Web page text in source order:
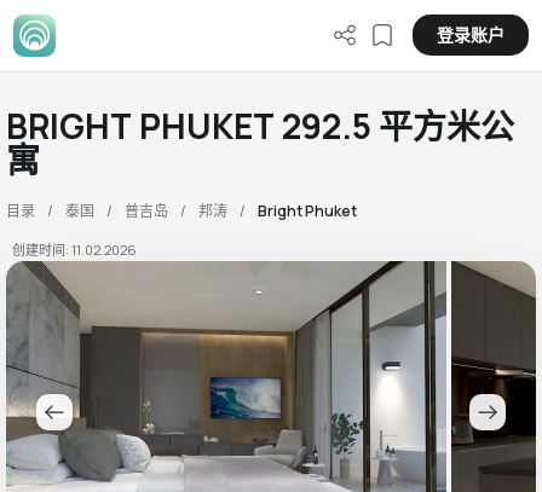
登录账户
BRIGHT PHUKET 292.5 平方米公
寓
目录 泰国 普吉岛 邦涛 Bright Phuket
创建时间: 11.02.2026